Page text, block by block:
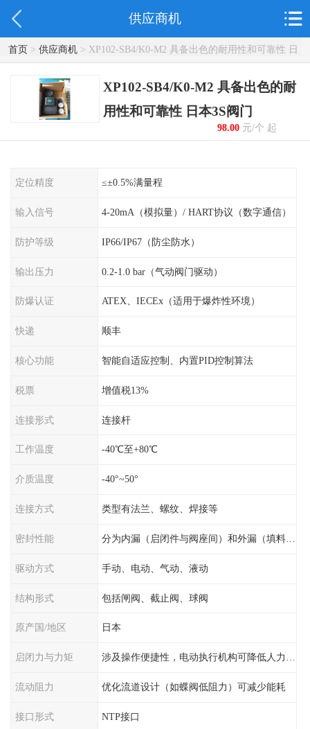
供应商机
首页> 供应商机> XP102-SB4/K0-M2 具备出色的耐用性和可靠性 日
本3S阀门
XP102-SB4/K0-M2 具备出色的耐
用性和可靠性 日本3S阀门
98.00元/个 起
定位精度 ≤±0.5%满量程
输入信号 4-20mA（模拟量）/ HART协议（数字通信）
防护等级 IP66/IP67（防尘防水）
输出压力 0.2-1.0 bar（气动阀门驱动）
防爆认证 ATEX、IECEx（适用于爆炸性环境）
快递 顺丰
核心功能 智能自适应控制、内置PID控制算法
税票 增值税13%
连接形式 连接杆
工作温度 -40℃至+80℃
介质温度 -40°~50°
连接方式 类型有法兰、螺纹、焊接等
密封性能
驱动方式 手动、电动、气动、液动
结构形式 包括闸阀、截止阀、球阀
原产国/地区 日本
启闭力与力矩
流动阻力 优化流道设计（如蝶阀低阻力）可减少能耗
接口形式 NTP接口